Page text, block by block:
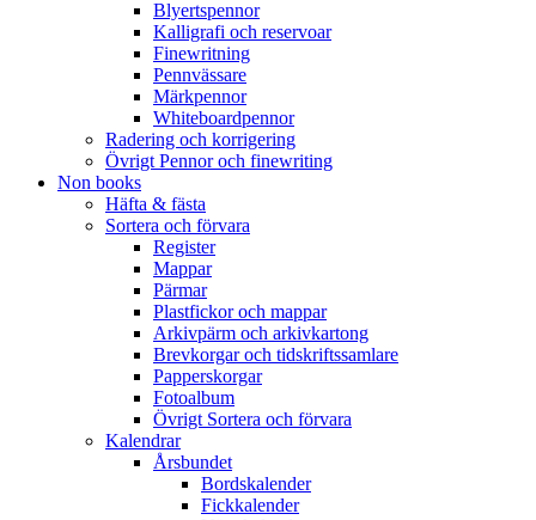
Blyertspennor
Kalligrafi och reservoar
Finewritning
Pennvässare
Märkpennor
Whiteboardpennor
Radering och korrigering
Övrigt Pennor och finewriting
Non books
Häfta & fästa
Sortera och förvara
Register
Mappar
Pärmar
Plastfickor och mappar
Arkivpärm och arkivkartong
Brevkorgar och tidskriftssamlare
Papperskorgar
Fotoalbum
Övrigt Sortera och förvara
Kalendrar
Årsbundet
Bordskalender
Fickkalender